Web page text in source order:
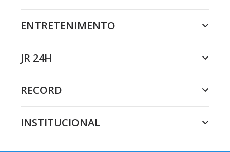
ENTRETENIMENTO
JR 24H
RECORD
INSTITUCIONAL